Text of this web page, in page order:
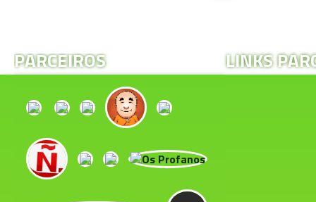
PARCEIROS LINKS